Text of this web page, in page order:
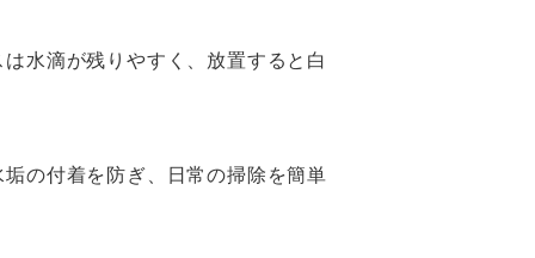
水滴が残りやすく、放置すると白
の付着を防ぎ、日常の掃除を簡単